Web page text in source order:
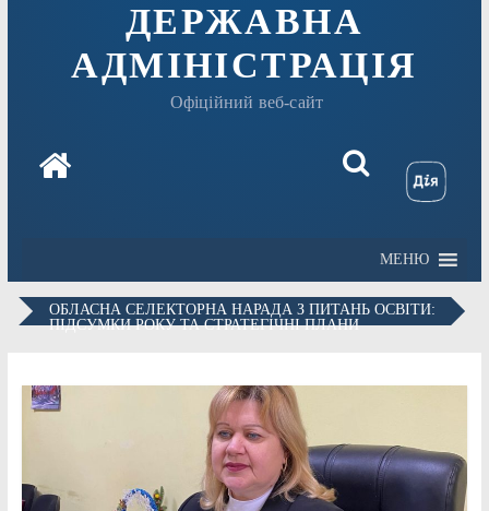
ДЕРЖАВНА
АДМІНІСТРАЦІЯ
Офіційний веб-сайт
МЕНЮ
ОБЛАСНА СЕЛЕКТОРНА НАРАДА З ПИТАНЬ ОСВІТИ:
ПІДСУМКИ РОКУ ТА СТРАТЕГІЧНІ ПЛАНИ